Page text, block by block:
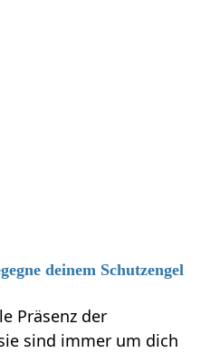
deinem Schutzengel
Präsenz der
sind immer um dich